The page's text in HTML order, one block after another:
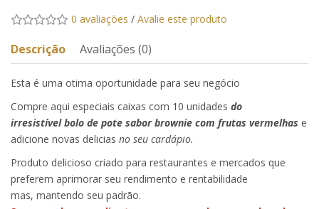
0 avaliações / Avalie este produto
Descrição Avaliações (0)
Esta é uma otima oportunidade para seu negócio
Compre aqui especiais caixas com 10 unidades do
irresistívelbolo de pote sabor brownie com frutas vermelhas e
adicione novas delicias no seu cardápio.
Produto delicioso criado para restaurantes e mercados que
preferem aprimorar seu rendimento e rentabilidade
mas, mantendo seu padrão.